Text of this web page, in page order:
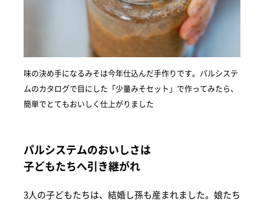
味の決め手になるみそは今年仕込んだ手作りです。パルシステ
ムのカタログで目にした「少量みそセット」で作ってみたら、
簡単でとてもおいしく仕上がりました
パルシステムのおいしさは
子どもたちへ引き継がれ
3人の子どもたちは、結婚し孫も産まれました。娘たち